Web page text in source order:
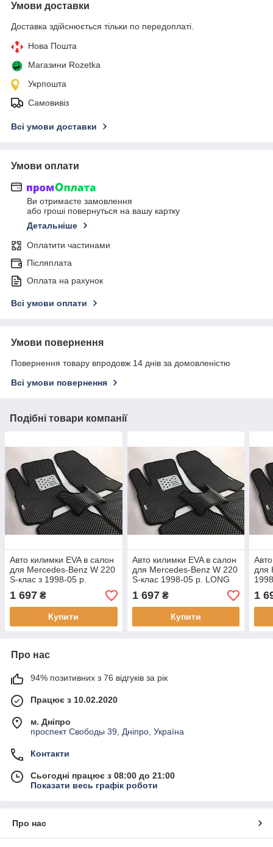
Умови доставки
Доставка здійснюється тільки по передоплаті.
Нова Пошта
Магазини Rozetka
Укрпошта
Самовивіз
Всі умови доставки
Умови оплати
Ви отримаєте замовлення
або гроші повернуться на вашу картку
Детальніше
Оплатити частинами
Післяплата
Оплата на рахунок
Всі умови оплати
Умови повернення
Повернення товару впродовж 14 днів за домовленістю
Всі умови повернення
Подібні товари компанії
Авто килимки EVA в салон
для Mercedes-Benz W 220
S-клас з 1998-05 р.
1 697 ₴
Купити
Авто килимки EVA в салон
для Mercedes-Benz W 220
S-клас 1998-05 р. LONG
1 697₴
Купити
для
1
Про нас
94% позитивних з 76 відгуків за рік
Працює з 10.02.2020
м. Дніпро
проспект Свободы 39, Дніпро, Україна
Контакти
Сьогодні працює з 08:00 до 21:00
Показати весь графік роботи
Про нас